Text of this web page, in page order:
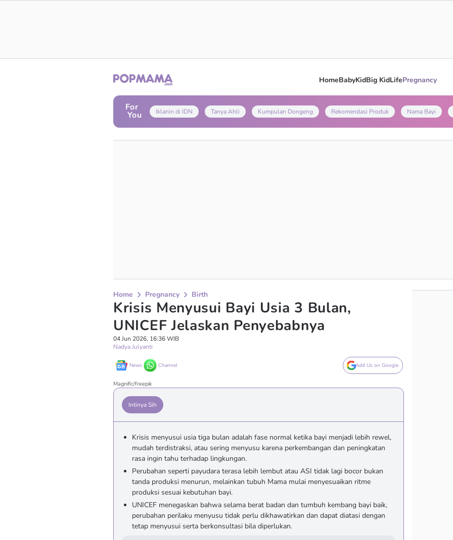
HomeBabyKidBig KidLifePregnancy
For
You Iklanin di IDN Tanya Ahli Kumpulan Dongeng Rekomendasi Produk Nama Bayi
Home Pregnancy Birth
Krisis Menyusui Bayi Usia 3 Bulan,
UNICEF Jelaskan Penyebabnya
04 Jun 2026, 16:36 WIB
Nadya Julyanti
News Channel Add Us on Google
Magnific/freepik
Intinya Sih
Krisis menyusui usia tiga bulan adalah fase normal ketika bayi menjadi lebih rewel,
mudah terdistraksi, atau sering menyusu karena perkembangan dan peningkatan
rasa ingin tahu terhadap lingkungan.
Perubahan seperti payudara terasa lebih lembut atau ASI tidak lagi bocor bukan
tanda produksi menurun, melainkan tubuh Mama mulai menyesuaikan ritme
produksi sesuai kebutuhan bayi.
UNICEF menegaskan bahwa selama berat badan dan tumbuh kembang bayi baik,
perubahan perilaku menyusu tidak perlu dikhawatirkan dan dapat diatasi dengan
tetap menyusui serta berkonsultasi bila diperlukan.